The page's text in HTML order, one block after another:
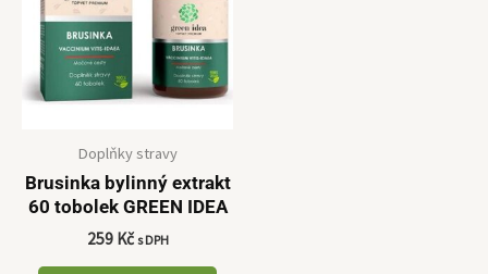
Doplňky stravy
Brusinka bylinný extrakt
60 tobolek GREEN IDEA
259 Kč s DPH